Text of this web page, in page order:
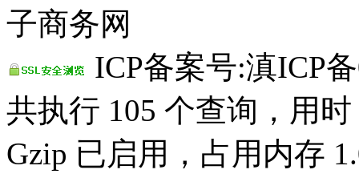
子商务网
ICP备案号:滇ICP
共执行 105 个查询，用
Gzip 已启用，占用内存